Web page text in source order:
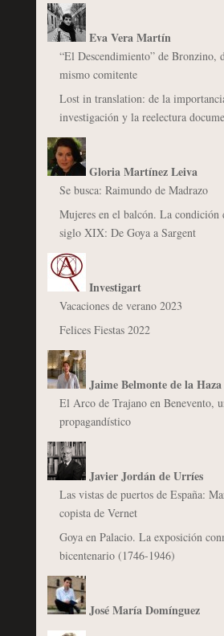
Eva Vera Martín
“El Descendimiento” de Bronzino,
mismo comitente
Lost in translation: de la
investigación y la reelectura
Gloria Martínez Leiva
Se busca: Raimundo de Madrazo
Mujeres en el balcón. La condición
siglo XIX: De Goya a Sargent
Investigart
Vacaciones de verano 2023
Felices Fiestas 2022
Jaime Belmonte de la Haza
El Arco de Trajano en Benevento,
propagandístico
Javier Jordán de Urríes
Las vistas de puertos de España:
copista de Vernet
Goya en Palacio. La exposición
bicentenario (1746-1946)
José María Domínguez